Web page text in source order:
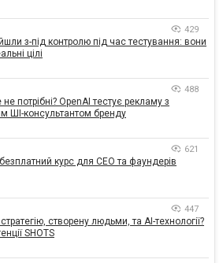
429
з-під контролю під час тестування: вони
цілі
488
потрібні? OpenAI тестує рекламу з
ШІ-консультантом бренду
621
курс для CEO та фаундерів
447
створену людьми, та AI-технології?
SHOTS